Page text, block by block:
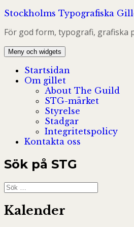
Hoppa
innehåll
Stockholms Typografiska
För god form, typografi, grafiska
Meny och widgets
Startsidan
Om gillet
About The Guild
STG-märket
Styrelse
Stadgar
Integritetspolicy
Kontakta oss
Sök på STG
Sök
efter:
Kalender